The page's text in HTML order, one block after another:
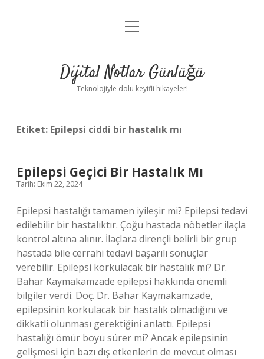
Anasayfa
Yasal Uyarı
menüyü
Dijital Notlar Günlüğü
Teknolojiyle dolu keyifli hikayeler!
Etiket: Epilepsi ciddi bir hastalık mı
Epilepsi Geçici Bir Hastalık Mı
Tarih: Ekim 22, 2024
Epilepsi hastalığı tamamen iyileşir mi? Epilepsi tedavi
edilebilir bir hastalıktır. Çoğu hastada nöbetler ilaçla
kontrol altına alınır. İlaçlara dirençli belirli bir grup
hastada bile cerrahi tedavi başarılı sonuçlar
verebilir. Epilepsi korkulacak bir hastalık mı? Dr.
Bahar Kaymakamzade epilepsi hakkında önemli
bilgiler verdi. Doç. Dr. Bahar Kaymakamzade,
epilepsinin korkulacak bir hastalık olmadığını ve
dikkatli olunması gerektiğini anlattı. Epilepsi
hastalığı ömür boyu sürer mi? Ancak epilepsinin
gelişmesi için bazı dış etkenlerin de mevcut olması